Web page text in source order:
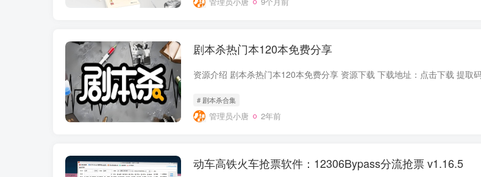
剧本杀热门本120本免费分享
# 剧本杀合集
管理员小唐 2年前
动车高铁火车抢票软件：12306Bypass分流抢票 v1.16.5